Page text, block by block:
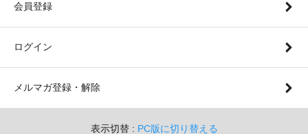
会員登録
ログイン
メルマガ登録・解除
表示切替 : PC版に切り替える